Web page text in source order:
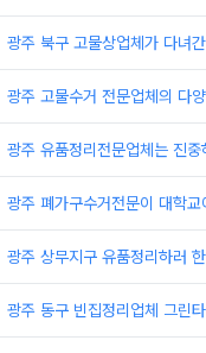
광주 북구 고물상업체가 다녀
광주 고물수거 전문업체의 다
광주 유품정리전문업체는 진
광주 폐가구수거전문이 대학
광주 상무지구 유품정리하러
광주 동구 빈집정리업체 그린